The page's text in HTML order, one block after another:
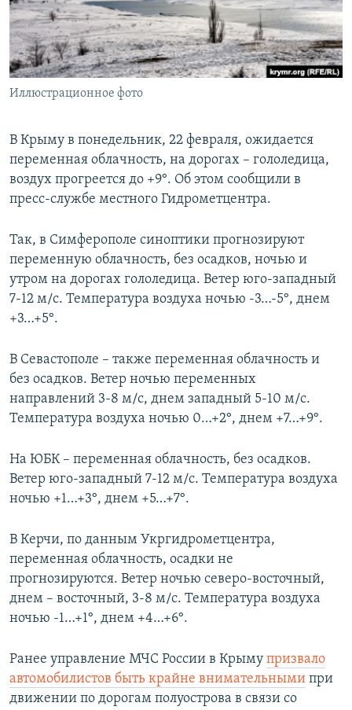
ПОБЕДИТЕЛЕЙ НЕ СУДЯТ?
КРЫМ.НЕПОКОРЕННЫЙ
ELIFBE
УКРАИНСКАЯ ПРОБЛЕМА КРЫМА
ПРИСОЕДИНЯЙТЕСЬ!
Иллюстрационное фото
В Крыму в понедельник, 22 февраля, ожидается
переменная облачность, на дорогах – гололедица,
воздух прогреется до +9°. Об этом сообщили в
пресс-службе местного Гидрометцентра.
Так, в Симферополе синоптики прогнозируют
переменную облачность, без осадков, ночью и
утром на дорогах гололедица. Ветер юго-западный
7-12 м/с. Температура воздуха ночью -3…-5°, днем
+3…+5°.
В Севастополе – также переменная облачность и
без осадков. Ветер ночью переменных
направлений 3-8 м/с, днем западный 5-10 м/с.
Температура воздуха ночью 0…+2°, днем +7…+9°.
На ЮБК – переменная облачность, без осадков.
Ветер юго-западный 7-12 м/с. Температура воздуха
ночью +1…+3°, днем +5…+7°.
В Керчи, по данным Укргидрометцентра,
переменная облачность, осадки не
прогнозируются. Ветер ночью северо-восточный,
днем – восточный, 3-8 м/с. Температура воздуха
ночью -1…+1°, днем +4…+6°.
Ранее управление МЧС России в Крыму призвало
автомобилистов быть крайне внимательными при
движении по дорогам полуострова в связи со